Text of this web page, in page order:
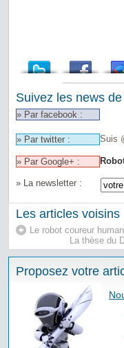
Suivez les news
» Par facebook :
» Par twitter : Suis
» Par Google+ :
» La newsletter :
Les articles voisins
Le robot coureur
La thèse du
Proposez votre